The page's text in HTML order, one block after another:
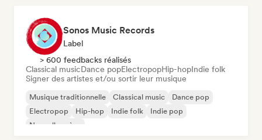
Sonos Music Records
Label
> 600 feedbacks réalisés
Classical musicDance popElectropopHip-hopIndie folk
Signer des artistes et/ou sortir leur musique
Musique traditionnelle Classical music
Dance pop
Electropop
Hip-hop Indie folk
Indie pop
Nouvelle scène